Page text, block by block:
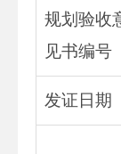
规划验收
见书编号
发证日期